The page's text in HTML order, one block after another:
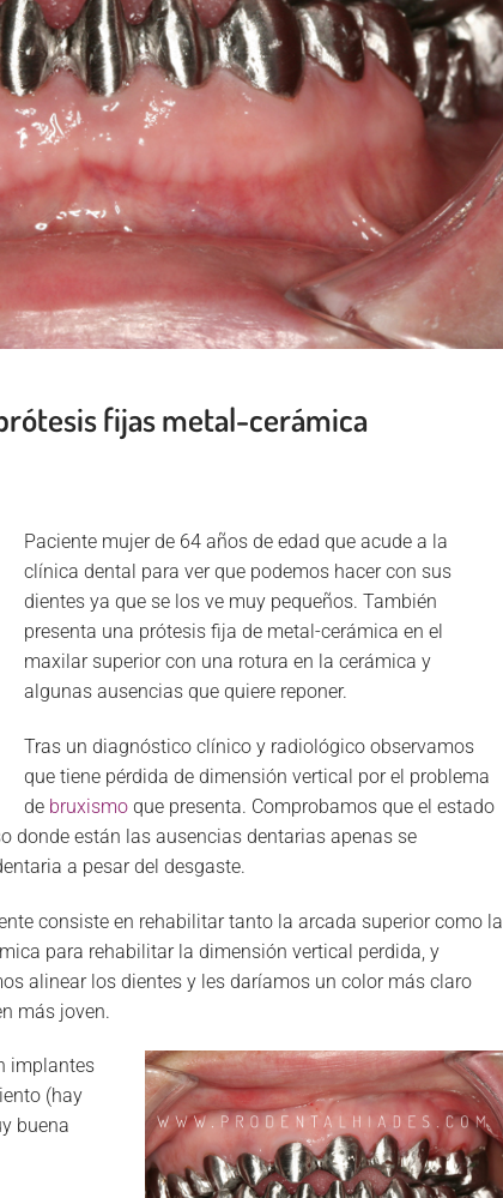
fijas metal-cerámica
Paciente mujer de 64 años de edad que acude a la
clínica dental para ver que podemos hacer con sus
dientes ya que se los ve muy pequeños. También
presenta una prótesis fija de metal-cerámica en el
maxilar superior con una rotura en la cerámica y
algunas ausencias que quiere reponer.
Tras un diagnóstico clínico y radiológico observamos
que tiene pérdida de dimensión vertical por el problema
de bruxismo que presenta. Comprobamos que el estado
donde están las ausencias dentarias apenas se
a pesar del desgaste.
consiste en rehabilitar tanto la arcada superior como la
para rehabilitar la dimensión vertical perdida, y
alinear los dientes y les daríamos un color más claro
más joven.
implantes
(hay
buena